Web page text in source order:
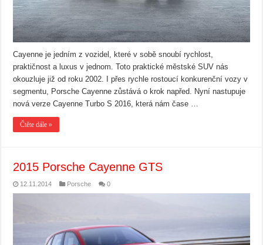
Cayenne je jedním z vozidel, které v sobě snoubí rychlost,
praktičnost a luxus v jednom. Toto praktické městské SUV nás
okouzluje již od roku 2002. I přes rychle rostoucí konkurenční vozy v
segmentu, Porsche Cayenne zůstává o krok napřed. Nyní nastupuje
nová verze Cayenne Turbo S 2016, která nám čase …
Čtěte dále »
2015 Porsche Cayenne GTS
12.11.2014 Porsche 0